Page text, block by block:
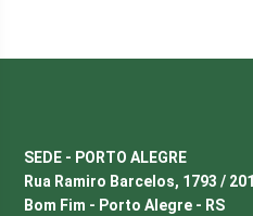
SEDE - PORTO ALEGRE
Rua Ramiro Barcelos, 1793 / 201
Bom Fim - Porto Alegre - RS